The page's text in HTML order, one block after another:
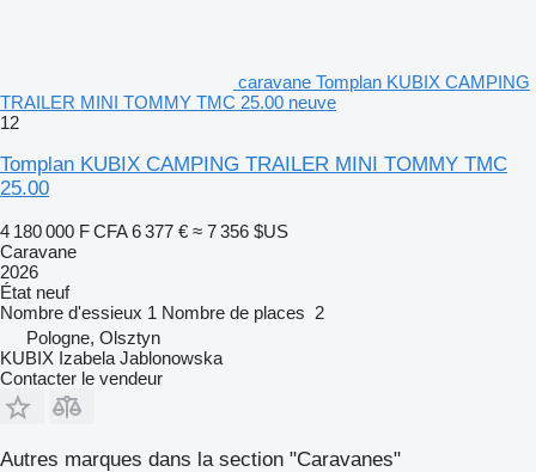
caravane Tomplan KUBIX CAMPING
TRAILER MINI TOMMY TMC 25.00 neuve
12
Tomplan KUBIX CAMPING TRAILER MINI TOMMY TMC
25.00
4 180 000 F CFA 6 377 € ≈ 7 356 $US
Caravane
2026
État neuf
Nombre d'essieux 1 Nombre de places 2
Pologne, Olsztyn
KUBIX Izabela Jablonowska
Contacter le vendeur
Autres marques dans la section "Caravanes"